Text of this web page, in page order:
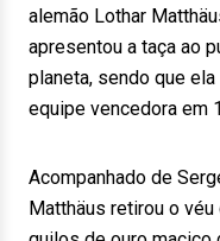
alemão Lothar
apresentou a taça ao
planeta, sendo que
equipe vencedora em
Acompanhado de
Matthäus retirou o véu